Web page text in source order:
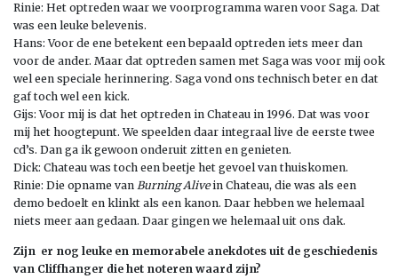
Rinie: Het optreden waar we voorprogramma waren voor Saga. Dat
was een leuke belevenis.
Hans: Voor de ene betekent een bepaald optreden iets meer dan
voor de ander. Maar dat optreden samen met Saga was voor mij ook
wel een speciale herinnering. Saga vond ons technisch beter en dat
gaf toch wel een kick.
Gijs: Voor mij is dat het optreden in Chateau in 1996. Dat was voor
mij het hoogtepunt. We speelden daar integraal live de eerste twee
cd’s. Dan ga ik gewoon onderuit zitten en genieten.
Dick: Chateau was toch een beetje het gevoel van thuiskomen.
Rinie: Die opname van Burning Alivein Chateau, die was als een
demo bedoelt en klinkt als een kanon. Daar hebben we helemaal
niets meer aan gedaan. Daar gingen we helemaal uit ons dak.
Zijn er nog leuke en memorabele anekdotes uit de geschiedenis
van Cliffhanger die het noteren waard zijn?